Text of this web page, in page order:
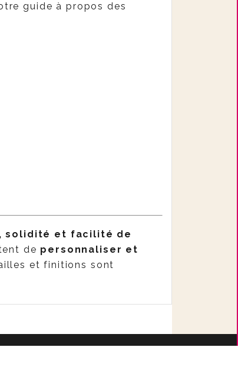
guide à propos des
solidité et facilité de
de personnaliser et
et finitions sont